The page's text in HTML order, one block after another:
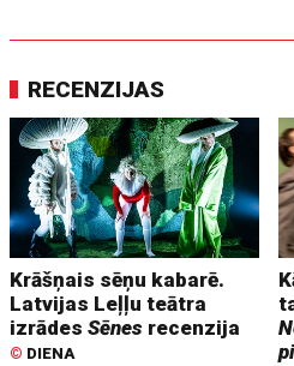
RECENZIJAS
Krāšņais sēņu kabarē.
Latvijas Leļļu teātra
izrādesSēnes recenzija
© DIENA